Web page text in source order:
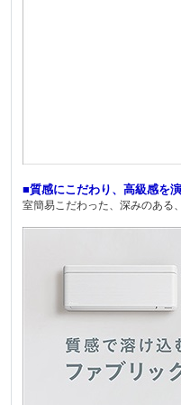
■質感にこだわり、高級感を
室簡易こだわった、深みのある